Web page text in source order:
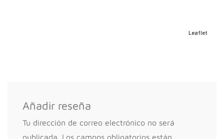
Leaflet
Añadir reseña
Tu dirección de correo electrónico no será
publicada.
Los campos obligatorios están